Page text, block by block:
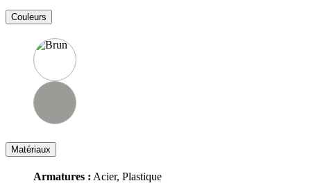
Couleurs
Matériaux
Armatures : Acier, Plastique